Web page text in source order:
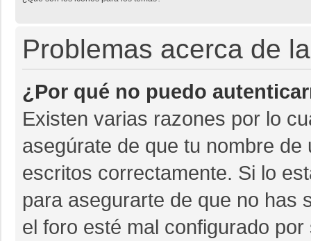
Problemas acerca de
¿Por qué no puedo
Existen varias razones por lo
asegúrate de que tu nombre
escritos correctamente. Si lo
para asegurarte de que no has
el foro esté mal configurado